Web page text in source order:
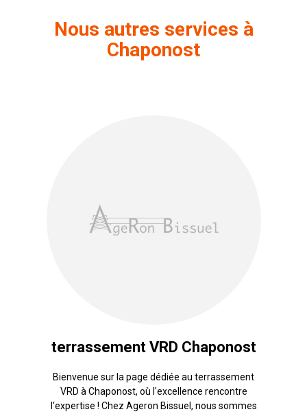
Nous autres services à
Chaponost
terrassement VRD Chaponost
Bienvenue sur la page dédiée au terrassement
VRD à Chaponost, où l'excellence rencontre
l'expertise ! Chez Ageron Bissuel, nous sommes